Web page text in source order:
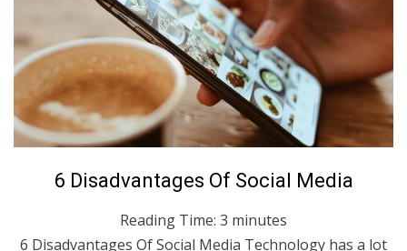
Posted
on
August 7, 2020
English
6 Disadvantages Of Social Media
Reading Time: 3 minutes
6 Disadvantages Of Social Media Technology has a lot